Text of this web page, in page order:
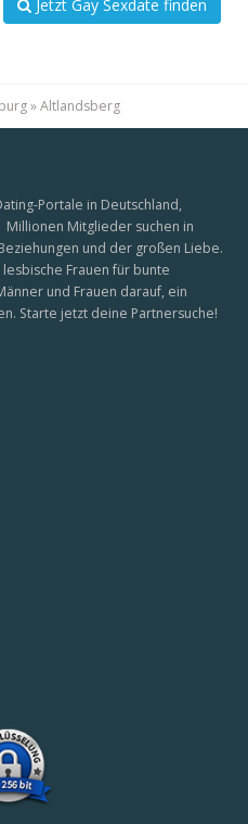
Jetzt Gay Sexdate finden
»Altlandsberg
Portale in Deutschland,
Millionen Mitglieder suchen in
und der großen Liebe.
Frauen für bunte
und Frauen darauf, ein
Starte jetzt deine Partnersuche!